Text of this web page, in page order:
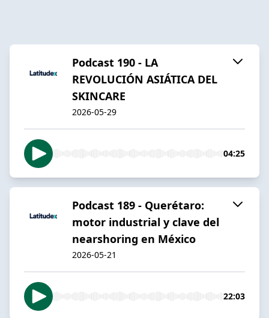
Podcast 190 - LA
REVOLUCIÓN ASIÁTICA DEL
SKINCARE
2026-05-29
04:25
Podcast 189 - Querétaro:
motor industrial y clave del
nearshoring en México
2026-05-21
22:03